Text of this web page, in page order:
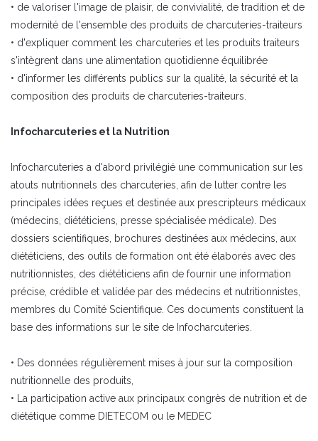
• de valoriser l'image de plaisir, de convivialité, de tradition et de
modernité de l'ensemble des produits de charcuteries-traiteurs
• d'expliquer comment les charcuteries et les produits traiteurs
s'intègrent dans une alimentation quotidienne équilibrée
• d'informer les différents publics sur la qualité, la sécurité et la
composition des produits de charcuteries-traiteurs.
Infocharcuteries et la Nutrition
Infocharcuteries a d'abord privilégié une communication sur les
atouts nutritionnels des charcuteries, afin de lutter contre les
principales idées reçues et destinée aux prescripteurs médicaux
(médecins, diététiciens, presse spécialisée médicale). Des
dossiers scientifiques, brochures destinées aux médecins, aux
diététiciens, des outils de formation ont été élaborés avec des
nutritionnistes, des diététiciens afin de fournir une information
précise, crédible et validée par des médecins et nutritionnistes,
membres du Comité Scientifique. Ces documents constituent la
base des informations sur le site de Infocharcuteries.
• Des données régulièrement mises à jour sur la composition
nutritionnelle des produits,
• La participation active aux principaux congrès de nutrition et de
diététique comme DIETECOM ou le MEDEC